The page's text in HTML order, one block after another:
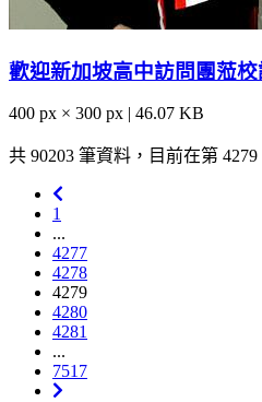
歡迎新加坡高中訪問團蒞
400 px × 300 px | 46.07 KB
共 90203 筆資料，目前在第 4279
1
...
4277
4278
4279
4280
4281
...
7517